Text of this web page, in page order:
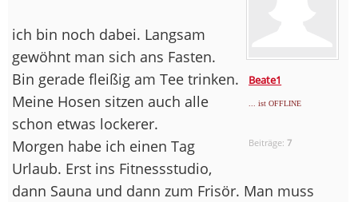
Beate1
... ist OFFLINE
Beiträge:7
ich bin noch dabei. Langsam
gewöhnt man sich ans Fasten.
Bin gerade fleißig am Tee trinken.
Meine Hosen sitzen auch alle
schon etwas lockerer.
Morgen habe ich einen Tag
Urlaub. Erst ins Fitnessstudio,
dann Sauna und dann zum Frisör. Man muss